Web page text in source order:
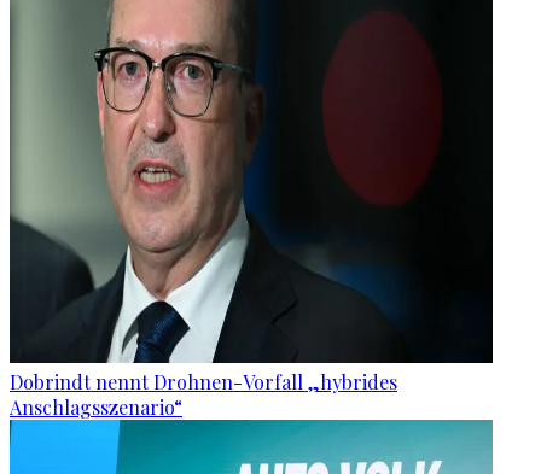
Dobrindt nennt Drohnen-Vorfall „hybrides
Anschlagsszenario“